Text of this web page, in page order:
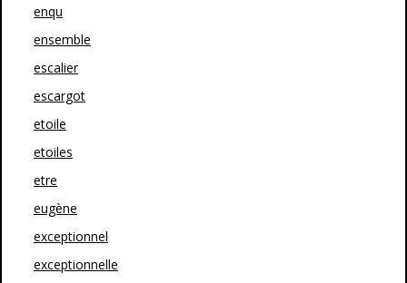
enqu
ensemble
escalier
escargot
etoile
etoiles
etre
eugène
exceptionnel
exceptionnelle